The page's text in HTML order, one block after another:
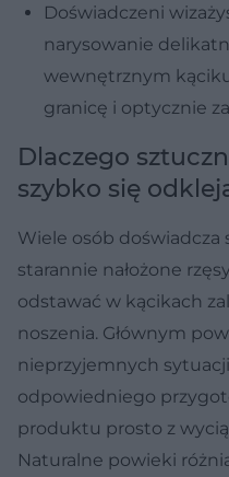
Doświadczeni
narysowanie
wewnętrznym
granicę i optycznie
Dlaczego
szybko się
Wiele osób doświadcza
starannie nałożone
odstawać w kącikach
noszenia. Głównym
nieprzyjemnych
odpowiedniego
produktu prosto z
Naturalne powieki